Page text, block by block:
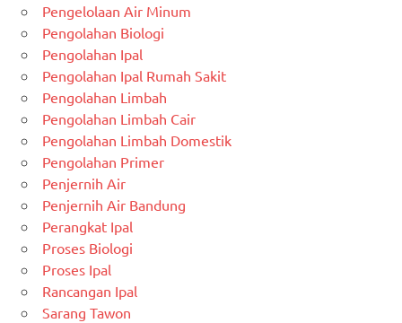
Pengelolaan Air Minum
Pengolahan Biologi
Pengolahan Ipal
Pengolahan Ipal Rumah Sakit
Pengolahan Limbah
Pengolahan Limbah Cair
Pengolahan Limbah Domestik
Pengolahan Primer
Penjernih Air
Penjernih Air Bandung
Perangkat Ipal
Proses Biologi
Proses Ipal
Rancangan Ipal
Sarang Tawon